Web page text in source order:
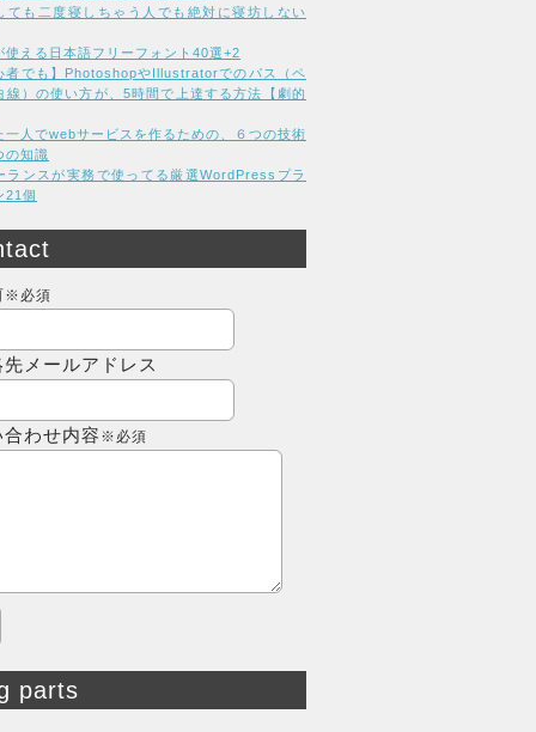
ても二度寝しちゃう人でも絶対に寝坊しない
使える日本語フリーフォント40選+2
者でも】PhotoshopやIllustratorでのパス（ペ
線）の使い方が、5時間で上達する方法【劇的
一人でwebサービスを作るための、６つの技術
の知識
ランスが実務で使ってる厳選WordPressプラ
21個
※必須
先メールアドレス
合わせ内容 ※必須
parts